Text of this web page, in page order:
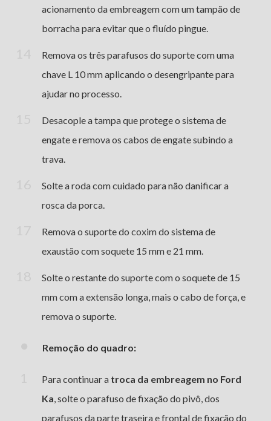
acionamento da embreagem com um tampão de
borracha para evitar que o fluído pingue.
Remova os três parafusos do suporte com uma
chave L 10 mm aplicando o desengripante para
ajudar no processo.
Desacople a tampa que protege o sistema de
engate e remova os cabos de engate subindo a
trava.
Solte a roda com cuidado para não danificar a
rosca da porca.
Remova o suporte do coxim do sistema de
exaustão com soquete 15 mm e 21 mm.
Solte o restante do suporte com o soquete de 15
mm com a extensão longa, mais o cabo de força, e
remova o suporte.
Remoção do quadro:
Para continuar a troca da embreagem no Ford
Ka, solte o parafuso de fixação do pivô, dos
parafusos da parte traseira e frontal de fixação do